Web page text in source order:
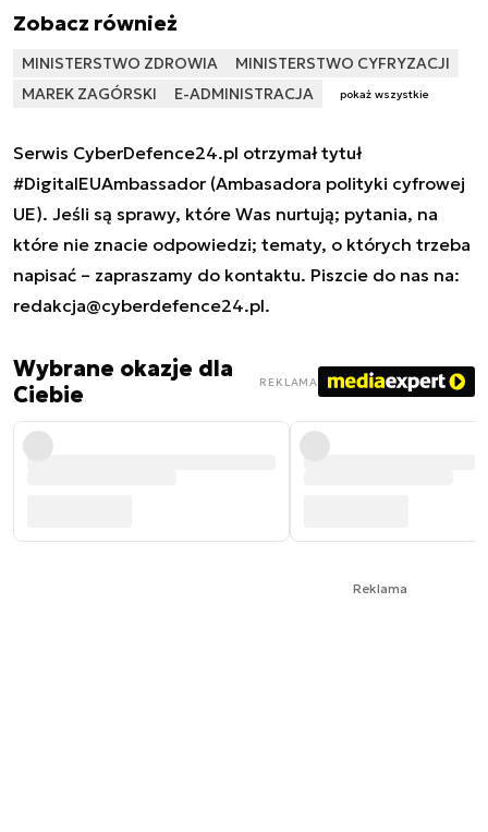
Zobacz również
MINISTERSTWO ZDROWIA
MINISTERSTWO CYFRYZACJI
MAREK ZAGÓRSKI
E-ADMINISTRACJA pokaż wszystkie
Serwis CyberDefence24.pl otrzymał tytuł
#DigitalEUAmbassador (Ambasadora polityki cyfrowej
UE). Jeśli są sprawy, które Was nurtują; pytania, na
które nie znacie odpowiedzi; tematy, o których trzeba
napisać – zapraszamy do kontaktu. Piszcie do nas na:
redakcja@cyberdefence24.pl.
Wybrane okazje dla
Ciebie
REKLAMA
Reklama